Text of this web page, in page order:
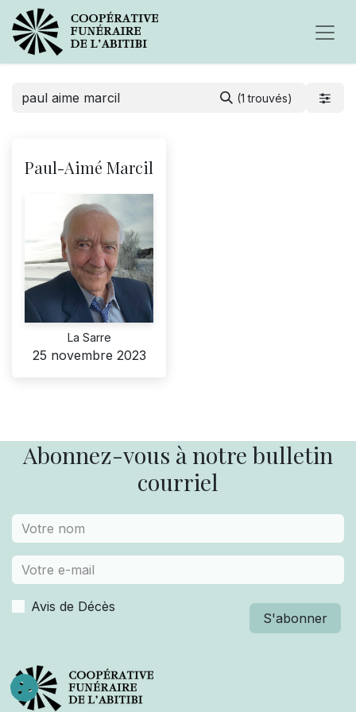
(1 trouvés)
Paul-Aimé Marcil
La Sarre
25 novembre 2023
Abonnez-vous à notre bulletin
courriel
Avis de Décès
S'abonner